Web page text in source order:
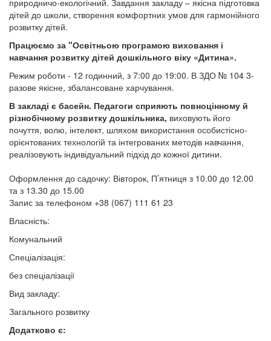
природничо-екологічний. Завдання закладу – якісна підготовка
дітей до школи, створення комфортних умов для гармонійного
розвитку дітей.
Працюємо за "Освітньою програмою виховання і
навчання розвитку дітей дошкільного віку «Дитина».
Режим роботи - 12 годинний, з 7:00 до 19:00. В ЗДО № 104 3-
разове якісне, збалансоване харчування.
В закладі є басейн. Педагоги сприяють повноцінному й
різнобічному розвитку дошкільника, виховують його
почуття, волю, інтелект, шляхом використання особистісно-
орієнтованих технологій та інтегрованих методів навчання,
реалізовують індивідуальний підхід до кожної дитини.
Оформлення до садочку: Вівторок, П’ятниця з 10.00 до 12.00
та з 13.30 до 15.00
Запис за телефоном +38 (067) 111 61 23
Власність:
Комунальний
Спеціалізація:
без спеціалізації
Вид закладу:
Загального розвитку
Додатково є: